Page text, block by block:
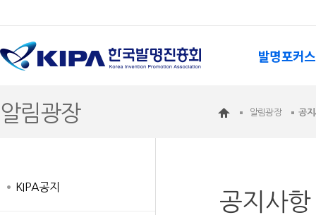
발명포커스
알림광장 알림광장 공
KIPA공지
공지사항